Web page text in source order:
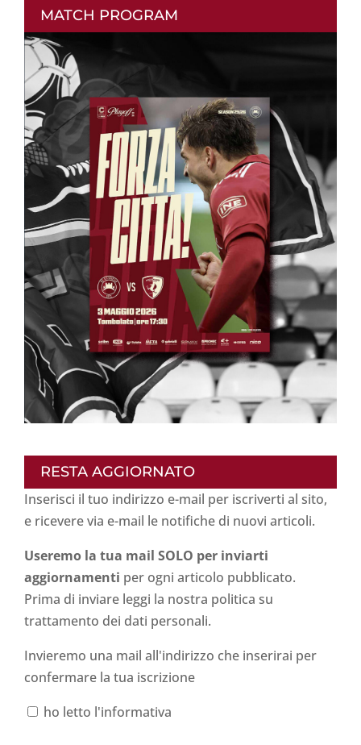
MATCH PROGRAM
RESTA AGGIORNATO
Inserisci il tuo indirizzo e-mail per iscriverti al sito,
e ricevere via e-mail le notifiche di nuovi articoli.
Useremo la tua mail SOLO per inviarti
aggiornamenti per ogni articolo pubblicato.
Prima di inviare leggi la nostra politica su
trattamento dei dati personali.
Invieremo una mail all'indirizzo che inserirai per
confermare la tua iscrizione
ho letto l'informativa